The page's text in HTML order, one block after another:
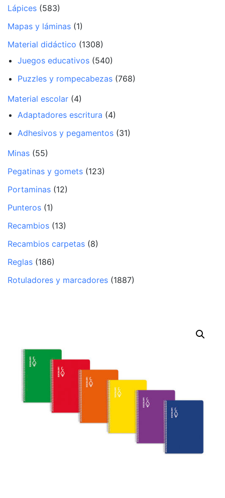
Lápices (583)
Mapas y láminas (1)
Material didáctico (1308)
Juegos educativos (540)
Puzzles y rompecabezas (768)
Material escolar (4)
Adaptadores escritura (4)
Adhesivos y pegamentos (31)
Minas (55)
Pegatinas y gomets (123)
Portaminas (12)
Punteros (1)
Recambios (13)
Recambios carpetas (8)
Reglas (186)
Rotuladores y marcadores (1887)